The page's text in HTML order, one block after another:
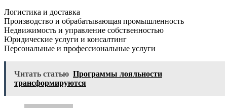
Логистика и доставка
Производство и обрабатывающая промышленность
Недвижимость и управление собственностью
Юридические услуги и консалтинг
Персональные и профессиональные услуги
Читать статью Программы лояльности
трансформируются